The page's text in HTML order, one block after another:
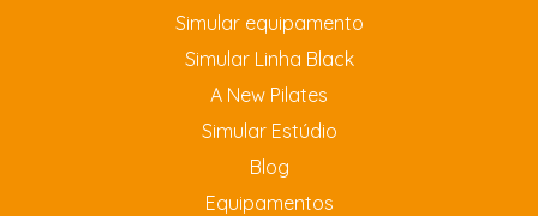
Simular equipamento
Simular Linha Black
A New Pilates
Simular Estúdio
Blog
Equipamentos